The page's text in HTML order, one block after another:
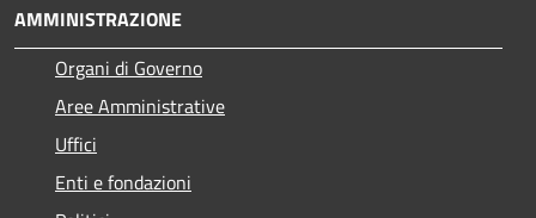
AMMINISTRAZIONE
Organi di Governo
Aree Amministrative
Uffici
Enti e fondazioni